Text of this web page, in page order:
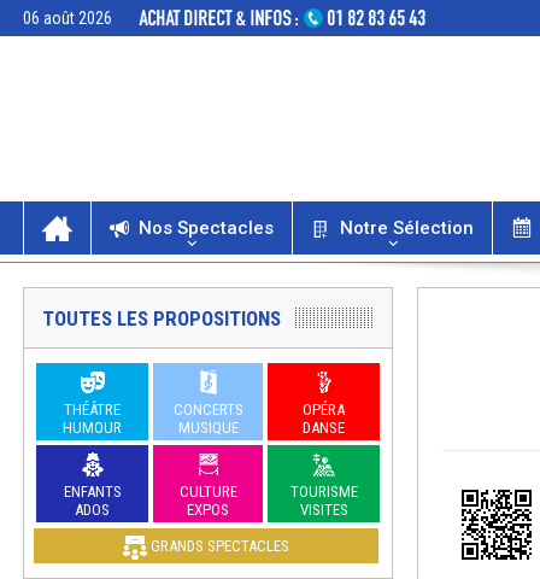
06 août 2026
Nos Spectacles Notre Sélection
TOUTES LES PROPOSITIONS
THÉÂTRE
HUMOUR
CONCERTS
MUSIQUE
OPÉRA
DANSE
ENFANTS
ADOS
CULTURE
EXPOS
TOURISME
VISITES
GRANDS SPECTACLES